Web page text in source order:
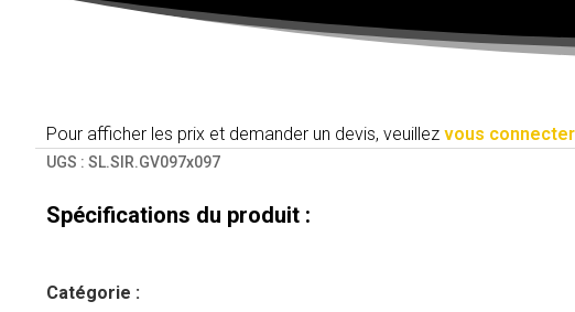
Pour afficher les prix et demander un devis, veuillez vous connecter
UGS : SL.SIR.GV097x097
Spécifications du produit :
Catégorie :